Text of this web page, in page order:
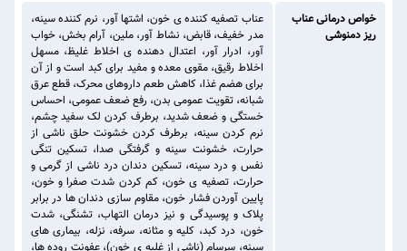
خواص درمانی عناب
ریز دمنوشی
عناب تصفیه کننده ی خون، اشتها آور، نرم کننده سینه،
مدر خفیف، قابض، نشاط آور، ملین، آرام بخش، خواب
آور، ادرار آور، اعتدال دهنده ی اخلاط غلیظ، مسهل
اخلاط رقیق، مقوی معده و مفید برای کبد است و از آن
برای هضم غذا، کاهش طعم داروهای محرک، قطع عرق
شبانه، تقویت عمومی بدن، رفع ضعف عمومی، احساس
خستگی و ضعف شدید، برطرف کردن لک سفید چشم،
نرم کردن سینه، برطرف کردن خشونت حلق ناشی از
حرارت، خشونت سینه و گرفتگی صدا، تسکین تنگی
نفس و درد سینه، تسکین دندان درد ناشی از گرمی و
حرارت، تصفیه ی خون، کم کردن شدت صفرا و خون،
پایین آوردن فشار خون، مقاوم سازی دندان ها در برابر
پلاک و پوسیدگی و نیز درمان التهاب، تشنگی، شدت
خون، درد کبد، کلیه و مثانه، سرفه، نزله، بیماری های
سینه، سرسام (ناشی از غلبه ی خون)، عفونت روده ها،